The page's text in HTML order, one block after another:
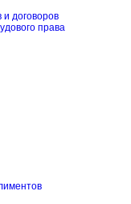
и договоров
права